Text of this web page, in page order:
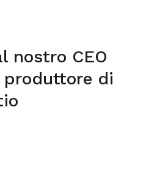
nostro CEO
produttore di